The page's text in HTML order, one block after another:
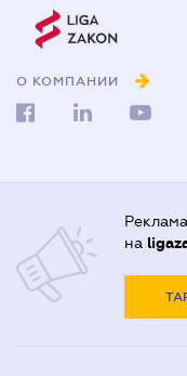
О КОМПАНИИ
на